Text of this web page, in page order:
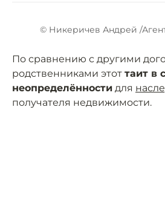
© Никеричев Андрей /
По сравнению с другими
родственниками этот таит в
неопределённости для
получателя недвижимости.